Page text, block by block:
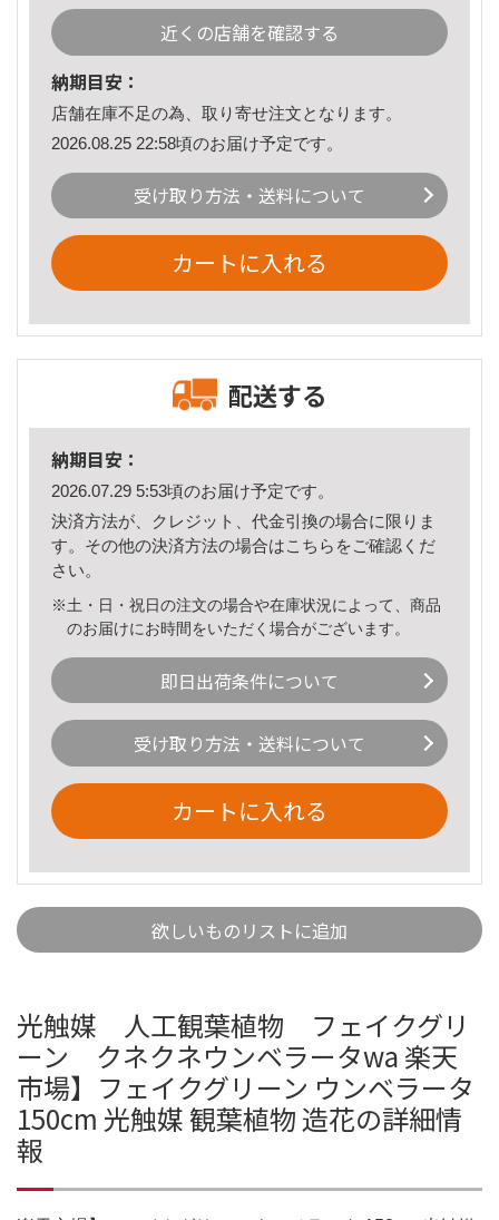
近くの店舗を確認する
納期目安：
店舗在庫不足の為、取り寄せ注文となります。
2026.08.25 22:58頃のお届け予定です。
受け取り方法・送料について
カートに入れる
配送する
納期目安：
2026.07.29 5:53頃のお届け予定です。
決済方法が、クレジット、代金引換の場合に限りま
す。その他の決済方法の場合はこちら をご確認くだ
さい。
※土・日・祝日の注文の場合や在庫状況によって、商品
のお届けにお時間をいただく場合がございます。
即日出荷条件について
受け取り方法・送料について
カートに入れる
欲しいものリストに追加
光触媒 人工観葉植物 フェイクグリ
ーン クネクネウンベラータwa 楽天
市場】フェイクグリーン ウンベラータ
150cm 光触媒 観葉植物 造花の詳細情
報